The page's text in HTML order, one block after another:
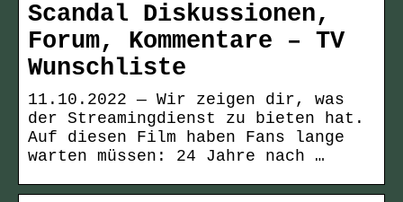
Scandal Diskussionen,
Forum, Kommentare – TV
Wunschliste
11.10.2022 — Wir zeigen dir, was
der Streamingdienst zu bieten hat.
Auf diesen Film haben Fans lange
warten müssen: 24 Jahre nach …